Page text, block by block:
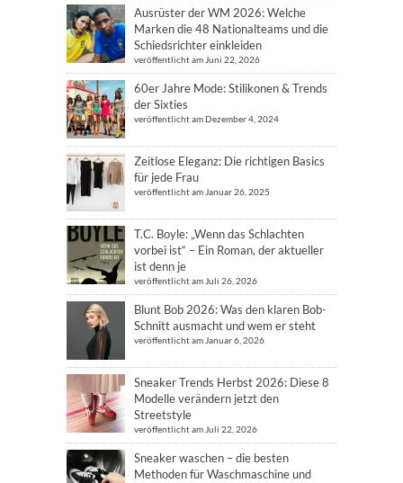
Ausrüster der WM 2026: Welche
Marken die 48 Nationalteams und die
Schiedsrichter einkleiden
veröffentlicht am Juni 22, 2026
60er Jahre Mode: Stilikonen & Trends
der Sixties
veröffentlicht am Dezember 4, 2024
Zeitlose Eleganz: Die richtigen Basics
für jede Frau
veröffentlicht am Januar 26, 2025
T.C. Boyle: „Wenn das Schlachten
vorbei ist“ – Ein Roman, der aktueller
ist denn je
veröffentlicht am Juli 26, 2026
Blunt Bob 2026: Was den klaren Bob-
Schnitt ausmacht und wem er steht
veröffentlicht am Januar 6, 2026
Sneaker Trends Herbst 2026: Diese 8
Modelle verändern jetzt den
Streetstyle
veröffentlicht am Juli 22, 2026
Sneaker waschen – die besten
Methoden für Waschmaschine und